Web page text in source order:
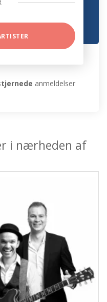
anmeldelser
i nærheden af